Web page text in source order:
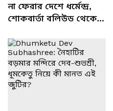
না ফেরার দেশে ধর্মেন্দ্র,
শোকবার্তা বলিউড থেকে